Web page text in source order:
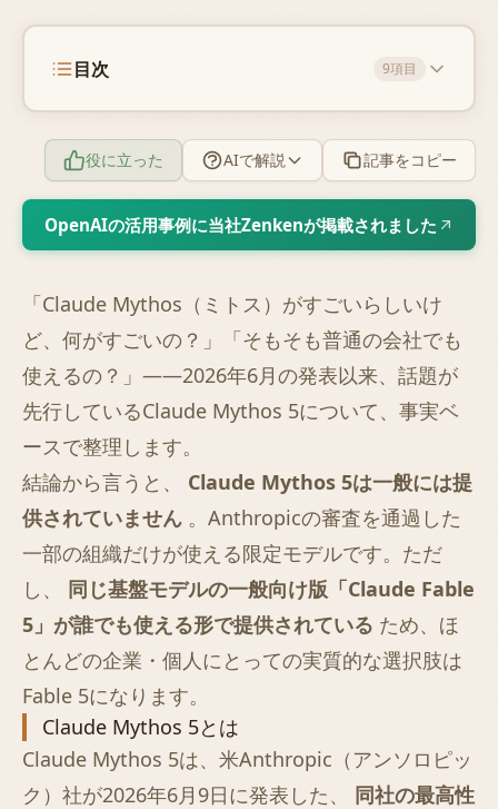
目次 9項目
役に立った AIで解説 記事をコピー
OpenAIの活用事例に当社Zenkenが掲載されました
「Claude Mythos（ミトス）がすごいらしいけ
ど、何がすごいの？」「そもそも普通の会社でも
使えるの？」——2026年6月の発表以来、話題が
先行しているClaude Mythos 5について、事実ベ
ースで整理します。
結論から言うと、 Claude Mythos 5は一般には提
供されていません 。Anthropicの審査を通過した
一部の組織だけが使える限定モデルです。ただ
し、 同じ基盤モデルの一般向け版「Claude Fable
5」が誰でも使える形で提供されている ため、ほ
とんどの企業・個人にとっての実質的な選択肢は
Fable 5になります。
Claude Mythos 5とは
Claude Mythos 5は、米Anthropic（アンソロピッ
ク）社が2026年6月9日に発表した、 同社の最高性